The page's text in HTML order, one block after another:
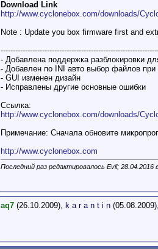
Download Link
http://www.cyclonebox.com/downloads/
Note : Update you box firmware first and
- Добавлена поддержка разблокировки
- Добавлен по INI авто выбор файлов
- GUI изменен дизайн
- Исправлены другие основные ошибки
Ссылка:
http://www.cyclonebox.com/downloads/
Примечание: Сначала обновите
http://www.cyclonebox.com
Последний раз редактировалось Evil; 28.04.2016
aq7 (26.10.2009), k a r a n t i n (05.08.2009),